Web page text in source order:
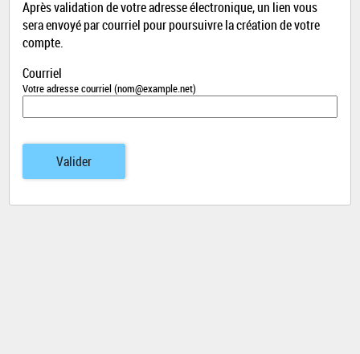
Après validation de votre adresse électronique, un lien vous
sera envoyé par courriel pour poursuivre la création de votre
compte.
Courriel
Votre adresse courriel (nom@example.net)
Valider